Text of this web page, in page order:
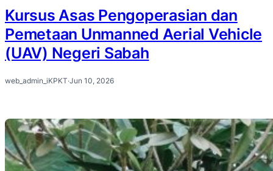
Kursus Asas Pengoperasian dan
Pemetaan Unmanned Aerial Vehicle
(UAV) Negeri Sabah
web_admin_iKPKT·Jun 10, 2026